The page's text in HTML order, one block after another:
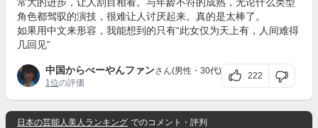
角色都驾驭的演技，很难让人讨厌起来。真的是太棒了。
如果用中文来形容，我能想到的只有“此女仅为天上有，人间难得
几回见”
中国からべーやんファンさん(男性・30代)
1位の評価
222
日本の芸能人美人ランキング でのコメント・評判